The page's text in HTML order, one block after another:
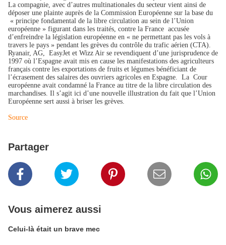
La compagnie, avec d’autres multinationales du secteur vient ainsi de
déposer une plainte auprès de la Commission Européenne sur la base du
« principe fondamental de la libre circulation au sein de l’Union
européenne » figurant dans les traités, contre la France accusée
d’enfreindre la législation européenne en « ne permettant pas les vols à
travers le pays » pendant les grèves du contrôle du trafic aérien (CTA).
Ryanair, AG, EasyJet et Wizz Air se revendiquent d’une jurisprudence de
1997 où l’Espagne avait mis en cause les manifestations des agriculteurs
français contre les exportations de fruits et légumes bénéficiant de
l’écrasement des salaires des ouvriers agricoles en Espagne. La Cour
européenne avait condamné la France au titre de la libre circulation des
marchandises. Il s’agit ici d’une nouvelle illustration du fait que l’Union
Européenne sert aussi à briser les grèves.
Source
Partager
Vous aimerez aussi
Celui-là était un brave mec